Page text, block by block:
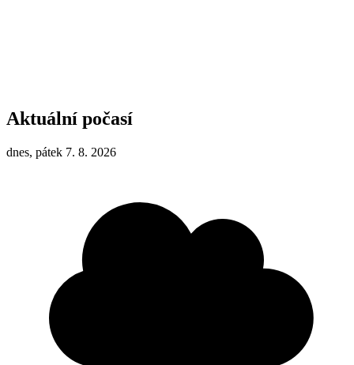
Aktuální počasí
dnes, pátek 7. 8. 2026